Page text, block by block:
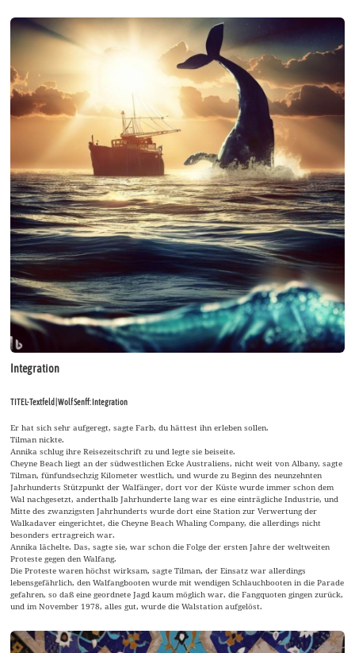
Integration
TITEL-Textfeld | Wolf Senff: Integration
Er hat sich sehr aufgeregt, sagte Farb, du hättest ihn erleben sollen.
Tilman nickte.
Annika schlug ihre Reisezeitschrift zu und legte sie beiseite.
Cheyne Beach liegt an der südwestlichen Ecke Australiens, nicht weit von Albany, sagte
Tilman, fünfundsechzig Kilometer westlich, und wurde zu Beginn des neunzehnten
Jahrhunderts Stützpunkt der Walfänger, dort vor der Küste wurde immer schon dem
Wal nachgesetzt, anderthalb Jahrhunderte lang war es eine einträgliche Industrie, und
Mitte des zwanzigsten Jahrhunderts wurde dort eine Station zur Verwertung der
Walkadaver eingerichtet, die Cheyne Beach Whaling Company, die allerdings nicht
besonders ertragreich war.
Annika lächelte. Das, sagte sie, war schon die Folge der ersten Jahre der weltweiten
Proteste gegen den Walfang.
Die Proteste waren höchst wirksam, sagte Tilman, der Einsatz war allerdings
lebensgefährlich, den Walfangbooten wurde mit wendigen Schlauchbooten in die Parade
gefahren, so daß eine geordnete Jagd kaum möglich war, die Fangquoten gingen zurück,
und im November 1978, alles gut, wurde die Walstation aufgelöst.